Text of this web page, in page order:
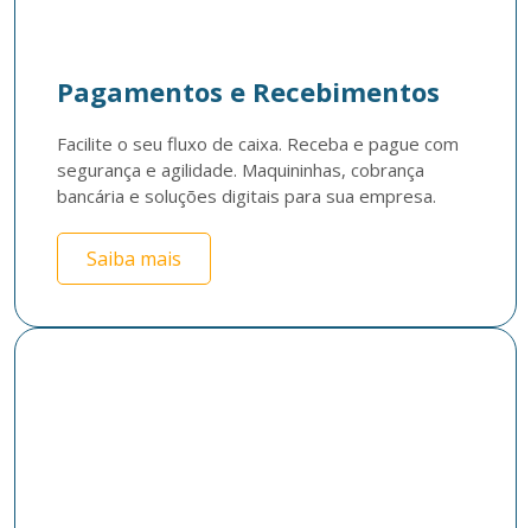
Pagamentos e Recebimentos
Facilite o seu fluxo de caixa. Receba e pague com
segurança e agilidade. Maquininhas, cobrança
bancária e soluções digitais para sua empresa.
Saiba mais